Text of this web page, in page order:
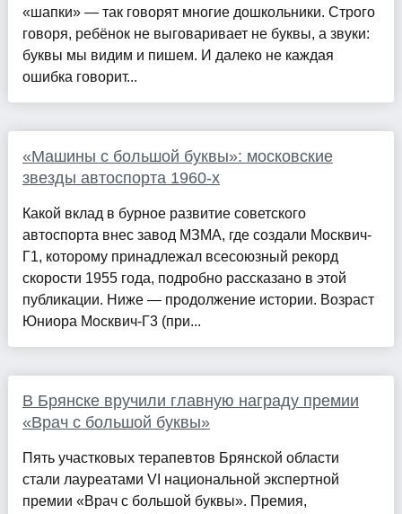
«шапки» — так говорят многие дошкольники. Строго
говоря, ребёнок не выговаривает не буквы, а звуки:
буквы мы видим и пишем. И далеко не каждая
ошибка говорит...
«Машины с большой буквы»: московские
звезды автоспорта 1960-х
Какой вклад в бурное развитие советского
автоспорта внес завод МЗМА, где создали Москвич-
Г1, которому принадлежал всесоюзный рекорд
скорости 1955 года, подробно рассказано в этой
публикации. Ниже — продолжение истории. Возраст
Юниора Москвич-Г3 (при...
В Брянске вручили главную награду премии
«Врач с большой буквы»
Пять участковых терапевтов Брянской области
стали лауреатами VI национальной экспертной
премии «Врач с большой буквы». Премия,